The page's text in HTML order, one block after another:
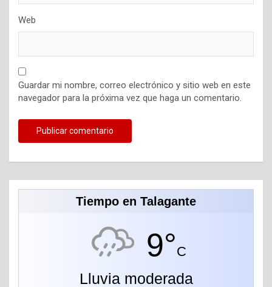
Web
Guardar mi nombre, correo electrónico y sitio web en este
navegador para la próxima vez que haga un comentario.
Tiempo en Talagante
9°C
Lluvia moderada